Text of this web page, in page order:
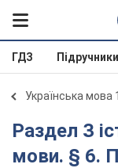
ГДЗ Підручники
Українська мова
Раздел З історії української
мови. § 6.